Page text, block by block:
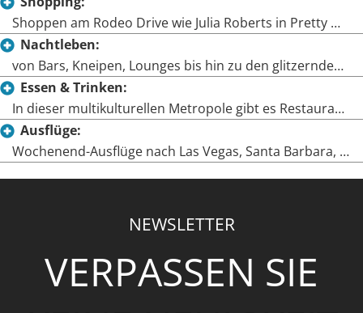
Shoppen am Rodeo Drive wie Julia Roberts in Pretty Woman aber auch eine große Auswahl an Shopping Malls und Outlet Malls oder in den unzähligen, unabhängigen Stores im L.A. Fashion District. Von super edel bis super günstig, in Los Angeles ist alles möglich!
Nachtleben:
von Bars, Kneipen, Lounges bis hin zu den glitzernden Promibars ist alles vorhanden. Am Sunset Strip, Silver Lake, Los Feliz, Santa Monica und West-Hollywood finden Sie alle Facetten zum Vergnügen.
Essen & Trinken:
In dieser multikulturellen Metropole gibt es Restaurants für jeden Geschmack und Gaumen.
Ausflüge:
Wochenend-Ausflüge nach Las Vegas, Santa Barbara, ins Silicon Valley, ins wunderschöne Napa Valley oder in den Nationalpark Yosemite
NEWSLETTER
VERPASSEN SIE